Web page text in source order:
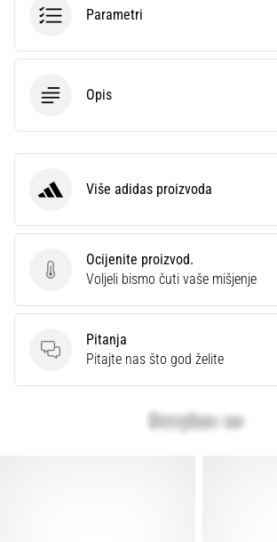
Parametri
Opis
Ocijenite proizvod.
Ocijenite proizvod.
Voljeli bismo čuti vaše mišjenje
Pitanja
Pitanja
Pitajte nas što god želite
adidas Više adidas proizvoda